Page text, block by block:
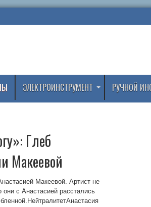
ЭЛЕКТРОИНСТРУМЕНТ РУЧНОЙ
Глеб
Макеевой
Макеевой. Артист не
с Анастасией расстались